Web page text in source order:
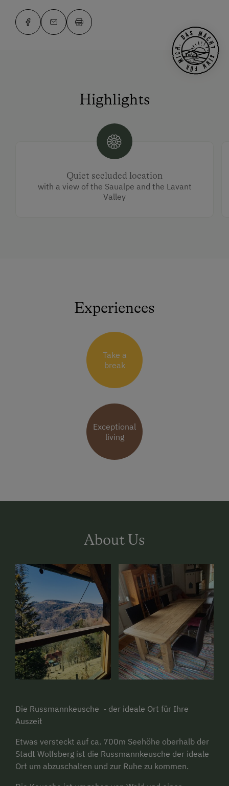
Highlights
Quiet secluded location
with a view of the Saualpe and the Lavant
Valley
Experiences
Take a
break
Exceptional
living
About Us
Die Russmannkeusche - der ideale Ort für Ihre
Auszeit
Etwas versteckt auf ca. 700m Seehöhe oberhalb der
Stadt Wolfsberg ist die Russmannkeusche der ideale
Ort um abzuschalten und zur Ruhe zu kommen.